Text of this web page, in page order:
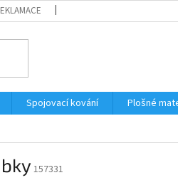
Spojovací kování Plošné
157331